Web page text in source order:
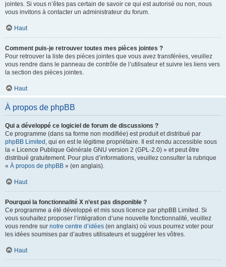
jointes. Si vous n’êtes pas certain de savoir ce qui est autorisé ou non, nous
vous invitons à contacter un administrateur du forum.
Haut
Comment puis-je retrouver toutes mes pièces jointes ?
Pour retrouver la liste des pièces jointes que vous avez transférées, veuillez
vous rendre dans le panneau de contrôle de l’utilisateur et suivre les liens vers
la section des pièces jointes.
Haut
À propos de phpBB
Qui a développé ce logiciel de forum de discussions ?
Ce programme (dans sa forme non modifiée) est produit et distribué par
phpBB Limited , qui en est le légitime propriétaire. Il est rendu accessible sous
la « Licence Publique Générale GNU version 2 (GPL-2.0) » et peut être
distribué gratuitement. Pour plus d’informations, veuillez consulter la rubrique
« À propos de phpBB » (en anglais).
Haut
Pourquoi la fonctionnalité X n’est pas disponible ?
Ce programme a été développé et mis sous licence par phpBB Limited. Si
vous souhaitez proposer l’intégration d’une nouvelle fonctionnalité, veuillez
vous rendre sur notre centre d’idées (en anglais) où vous pourrez voter pour
les idées soumises par d’autres utilisateurs et suggérer les vôtres.
Haut